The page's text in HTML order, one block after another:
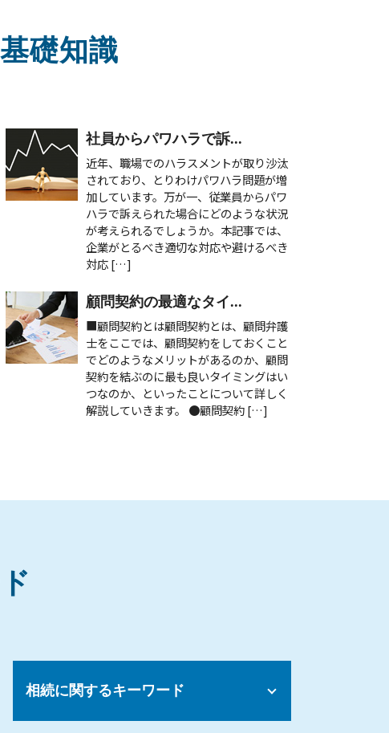
礎知識
社員からパワハラで訴...
近年、職場でのハラスメントが取り沙汰
されており、とりわけパワハラ問題が増
加しています。万が一、従業員からパワ
ハラで訴えられた場合にどのような状況
が考えられるでしょうか。本記事では、
企業がとるべき適切な対応や避けるべき
対応 […]
顧問契約の最適なタイ...
■顧問契約とは顧問契約とは、顧問弁護
士をここでは、顧問契約をしておくこと
でどのようなメリットがあるのか、顧問
契約を結ぶのに最も良いタイミングはい
つなのか、といったことについて詳しく
解説していきます。 ●顧問契約 […]
相続に関するキーワード